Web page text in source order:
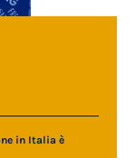
in Italia è